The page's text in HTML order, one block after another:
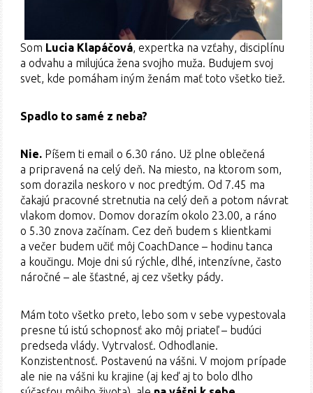
Som Lucia Klapáčová, expertka na vzťahy, disciplínu
a odvahu a milujúca žena svojho muža. Budujem svoj
svet, kde pomáham iným ženám mať toto všetko tiež.
Spadlo to samé z neba?
Nie. Píšem ti email o 6.30 ráno. Už plne oblečená
a pripravená na celý deň. Na miesto, na ktorom som,
som dorazila neskoro v noc predtým. Od 7.45 ma
čakajú pracovné stretnutia na celý deň a potom návrat
vlakom domov. Domov dorazím okolo 23.00, a ráno
o 5.30 znova začínam. Cez deň budem s klientkami
a večer budem učiť môj CoachDance – hodinu tanca
a koučingu. Moje dni sú rýchle, dlhé, intenzívne, často
náročné – ale šťastné, aj cez všetky pády.
Mám toto všetko preto, lebo som v sebe vypestovala
presne tú istú schopnosť ako môj priateľ – budúci
predseda vlády. Vytrvalosť. Odhodlanie.
Konzistentnosť. Postavenú na vášni. V mojom prípade
ale nie na vášni ku krajine (aj keď aj to bolo dlho